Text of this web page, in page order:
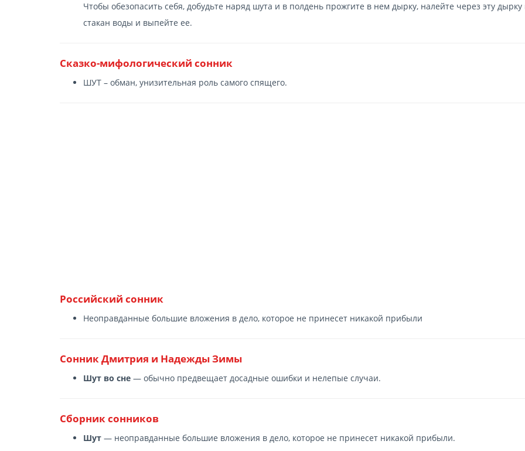
Чтобы обезопасить себя, добудьте наряд шута и в полдень прожгите в нем дырку, налейте через эту дырку
стакан воды и выпейте ее.
Сказко-мифологический сонник
ШУТ – обман, унизительная роль самого спящего.
Российский сонник
Неоправданные большие вложения в дело, которое не принесет никакой прибыли
Сонник Дмитрия и Надежды Зимы
Шут во сне — обычно предвещает досадные ошибки и нелепые случаи.
Сборник сонников
Шут — неоправданные большие вложения в дело, которое не принесет никакой прибыли.